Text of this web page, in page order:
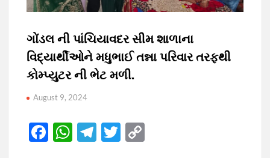
ગોંડલ ની પાંચિયાવદર સીમ શાળાના
વિદ્યાર્થીઓને મધુભાઈ તન્ના પરિવાર તરફથી
કોમ્પ્યુટર ની ભેટ મળી.
August 9, 2024
F
W T
T